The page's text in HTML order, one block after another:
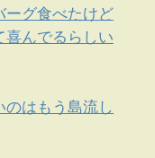
ーグ食べたけど
喜んでるらしい
はもう島流し